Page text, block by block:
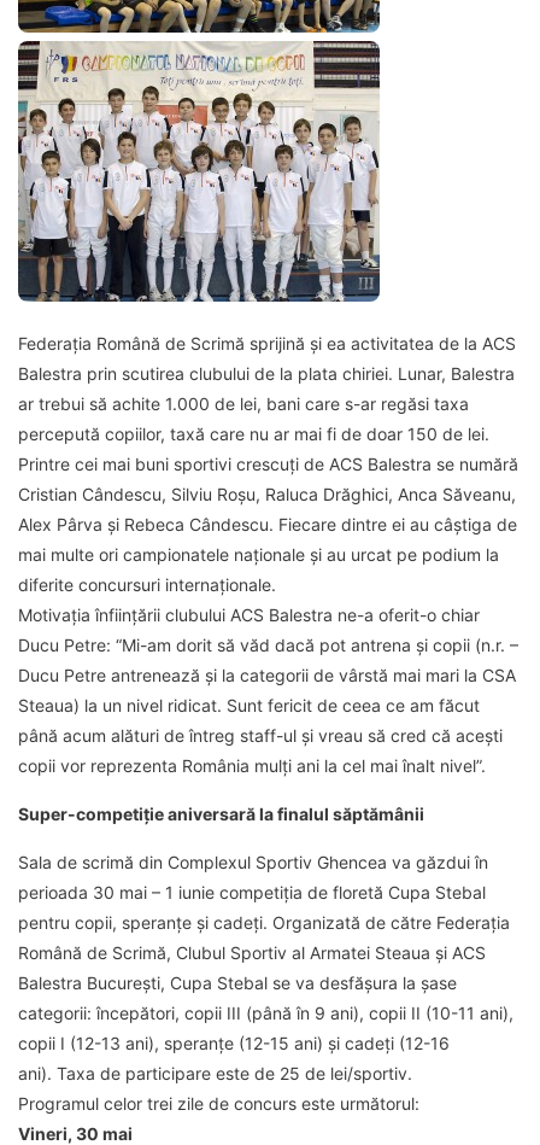
Federația Română de Scrimă sprijină și ea activitatea de la ACS
Balestra prin scutirea clubului de la plata chiriei. Lunar, Balestra
ar trebui să achite 1.000 de lei, bani care s-ar regăsi taxa
percepută copiilor, taxă care nu ar mai fi de doar 150 de lei.
Printre cei mai buni sportivi crescuți de ACS Balestra se numără
Cristian Cândescu, Silviu Roșu, Raluca Drăghici, Anca Săveanu,
Alex Pârva și Rebeca Cândescu. Fiecare dintre ei au câștiga de
mai multe ori campionatele naționale și au urcat pe podium la
diferite concursuri internaționale.
Motivația înființării clubului ACS Balestra ne-a oferit-o chiar
Ducu Petre: “Mi-am dorit să văd dacă pot antrena și copii (n.r. –
Ducu Petre antrenează și la categorii de vârstă mai mari la CSA
Steaua) la un nivel ridicat. Sunt fericit de ceea ce am făcut
până acum alături de întreg staff-ul și vreau să cred că acești
copii vor reprezenta România mulți ani la cel mai înalt nivel”.
Super-competiție aniversară la finalul săptămânii
Sala de scrimă din Complexul Sportiv Ghencea va găzdui în
perioada 30 mai – 1 iunie competiția de floretă Cupa Stebal
pentru copii, speranțe și cadeți. Organizată de către Federația
Română de Scrimă, Clubul Sportiv al Armatei Steaua și ACS
Balestra București, Cupa Stebal se va desfășura la șase
categorii: începători, copii III (până în 9 ani), copii II (10-11 ani),
copii I (12-13 ani), speranțe (12-15 ani) și cadeți (12-16
ani). Taxa de participare este de 25 de lei/sportiv.
Programul celor trei zile de concurs este următorul:
Vineri, 30 mai